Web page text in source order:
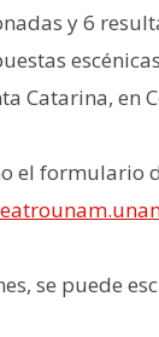
y 6
Catarina, en
el formulario
se puede